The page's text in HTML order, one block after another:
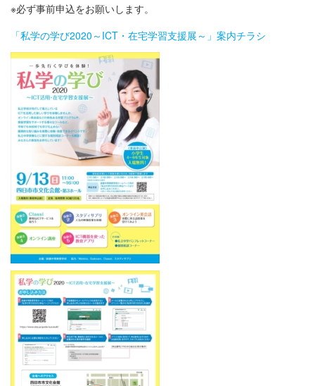
※必ず事前申込をお願いします。
「私学の学び2020～ICT・在宅学習支援展～」案内チラシ